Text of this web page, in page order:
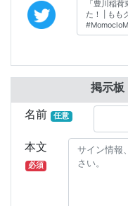
掲示板
名前
任意
本文
必須